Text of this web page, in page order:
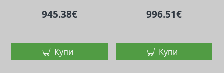
945.38€
Купи
996.51€
Купи